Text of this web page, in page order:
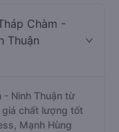
Chàm -
Thuận
- Ninh Thuận từ
giá chất lượng tốt
Mạnh Hùng